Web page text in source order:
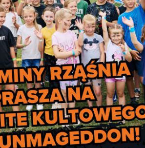
Proces odszkodowawczy w
PGE GiEK S.A. O/KWB
Bełchatów w roku 2025